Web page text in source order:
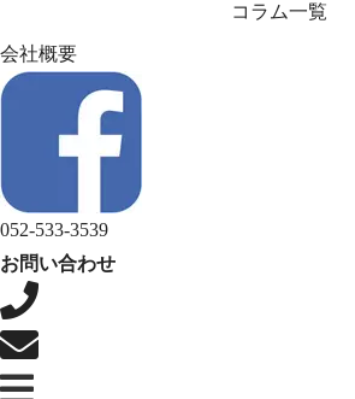
コラム一覧
会社概要
052-533-3539
お問い合わせ